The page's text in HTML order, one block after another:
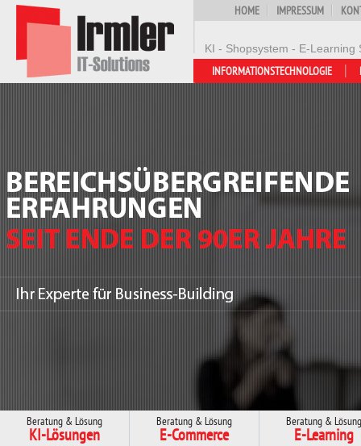
KI - Shopsystem - E-
HOME IMPRESSUM
INFORMATIONSTECHNOLOGIE
Beratung & Lösung
KI-Lösungen
Beratung & Lösung
E-Commerce
Beratung & Lösung
E-Learning